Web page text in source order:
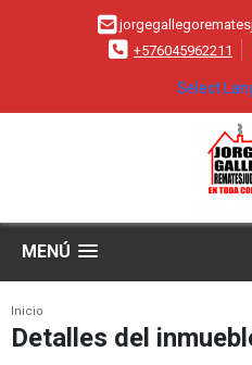
+576045962211
Select
MENÚ
Inicio
Detalles del